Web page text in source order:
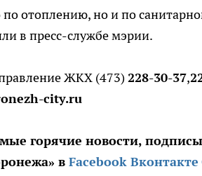
отоплению, но и по
в пресс-службе мэрии.
ЖКХ (473) 228-30-37,
city.ru
горячие новости,
в Facebook Вконтакте